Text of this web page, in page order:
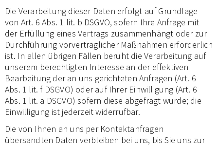
Die Verarbeitung dieser Daten erfolgt auf Grundlage
von Art. 6 Abs. 1 lit. b DSGVO, sofern Ihre Anfrage mit
der Erfüllung eines Vertrags zusammenhängt oder zur
Durchführung vorvertraglicher Maßnahmen erforderlich
ist. In allen übrigen Fällen beruht die Verarbeitung auf
unserem berechtigten Interesse an der effektiven
Bearbeitung der an uns gerichteten Anfragen (Art. 6
Abs. 1 lit. f DSGVO) oder auf Ihrer Einwilligung (Art. 6
Abs. 1 lit. a DSGVO) sofern diese abgefragt wurde; die
Einwilligung ist jederzeit widerrufbar.
Die von Ihnen an uns per Kontaktanfragen
übersandten Daten verbleiben bei uns, bis Sie uns zur